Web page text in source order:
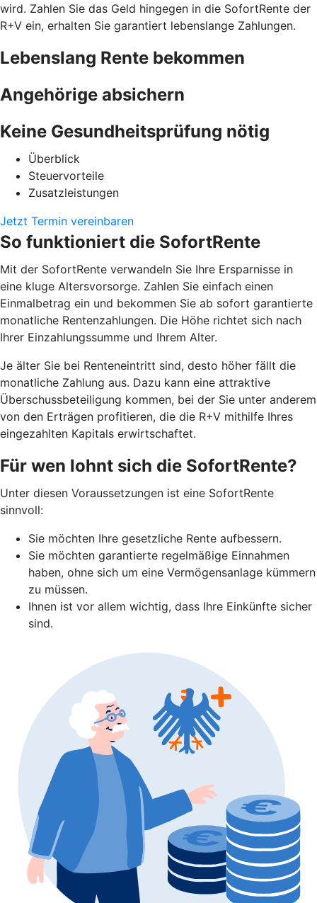
wird. Zahlen Sie das Geld hingegen in die SofortRente der
R+V ein, erhalten Sie garantiert lebenslange Zahlungen.
Lebenslang Rente bekommen
Angehörige absichern
Keine Gesundheitsprüfung nötig
Überblick
Steuervorteile
Zusatzleistungen
Jetzt Termin vereinbaren
So funktioniert die SofortRente
Mit der SofortRente verwandeln Sie Ihre Ersparnisse in
eine kluge Altersvorsorge. Zahlen Sie einfach einen
Einmalbetrag ein und bekommen Sie ab sofort garantierte
monatliche Rentenzahlungen. Die Höhe richtet sich nach
Ihrer Einzahlungssumme und Ihrem Alter.
Je älter Sie bei Renteneintritt sind, desto höher fällt die
monatliche Zahlung aus. Dazu kann eine attraktive
Überschussbeteiligung kommen, bei der Sie unter anderem
von den Erträgen profitieren, die die R+V mithilfe Ihres
eingezahlten Kapitals erwirtschaftet.
Für wen lohnt sich die SofortRente?
Unter diesen Voraussetzungen ist eine SofortRente
sinnvoll:
Sie möchten Ihre gesetzliche Rente aufbessern.
Sie möchten garantierte regelmäßige Einnahmen
haben, ohne sich um eine Vermögensanlage kümmern
zu müssen.
Ihnen ist vor allem wichtig, dass Ihre Einkünfte sicher
sind.